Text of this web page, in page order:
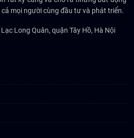
mọi người cùng đầu tư và phát triển.
Long Quân, quận Tây Hồ, Hà Nội